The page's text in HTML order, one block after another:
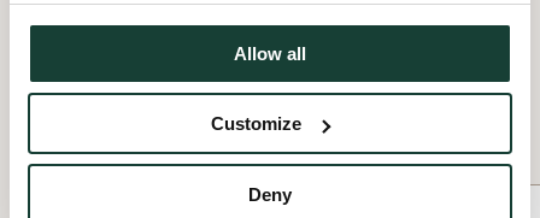
Allow all
Customize
Deny
These upcoming projects are waiting for your involvement.
All upcoming projects